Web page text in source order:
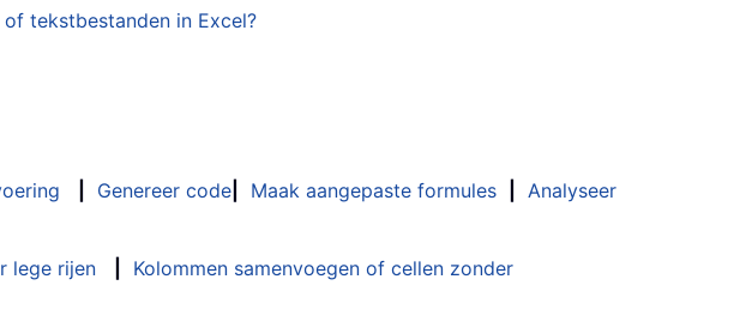
tekstbestanden in Excel?
Genereer code Maak aangepaste formules
Analyseer
lege rijen
Kolommen samenvoegen of cellen zonder